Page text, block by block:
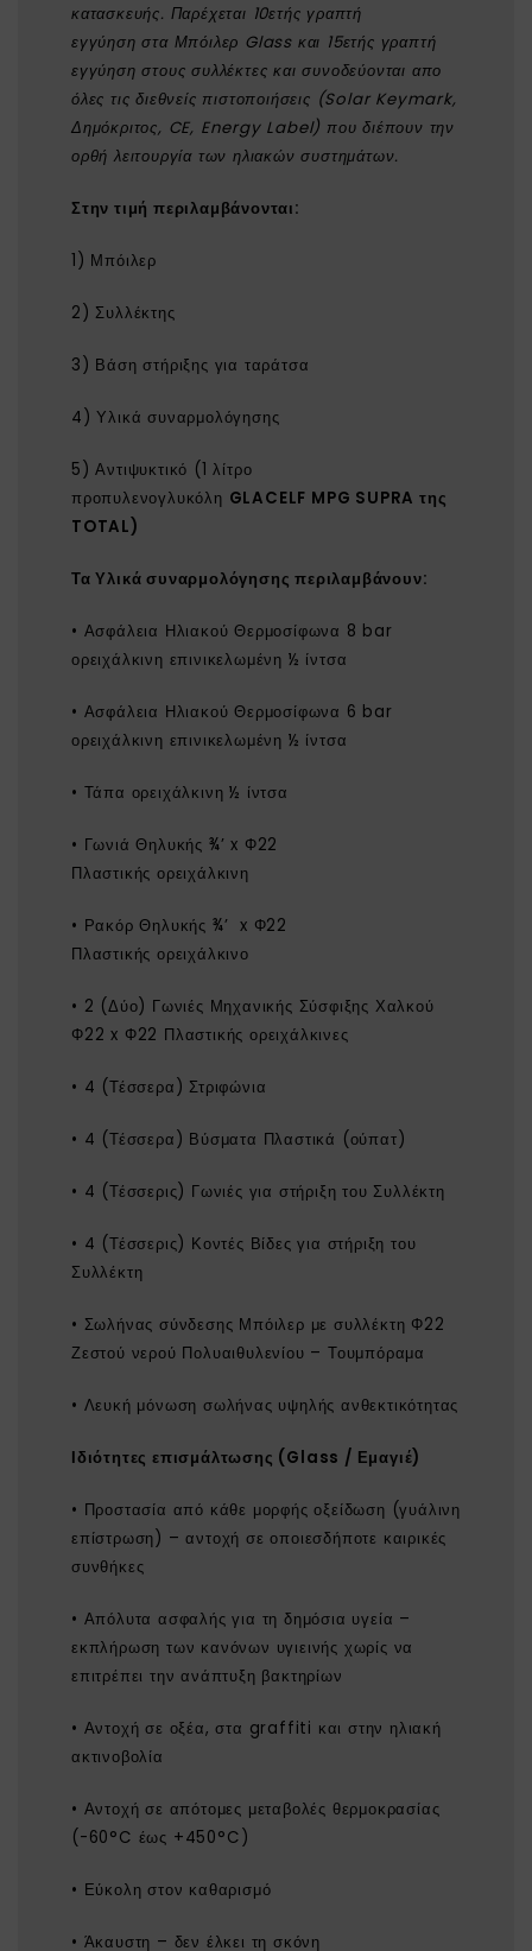
κατασκευής. Παρέχεται 10ετής γραπτή
εγγύηση στα Μπόιλερ Glass και 15ετής γραπτή
εγγύηση στους συλλέκτες και συνοδεύονται απο
όλες τις διεθνείς πιστοποιήσεις (Solar Keymark,
Δημόκριτος, CE, Energy Label) που διέπουν την
ορθή λειτουργία των ηλιακών συστημάτων.
Στην τιμή περιλαμβάνονται:
1) Μπόιλερ
2) Συλλέκτης
3) Βάση στήριξης για ταράτσα
4) Υλικά συναρμολόγησης
5) Αντιψυκτικό (1 λίτρο
προπυλενογλυκόλη GLACELF MPG SUPRA της
TOTAL)
ΤαΥλικά συναρμολόγησης περιλαμβάνουν:
• Ασφάλεια Ηλιακού Θερμοσίφωνα 8 bar
ορειχάλκινη επινικελωμένη ½ ίντσα
• Ασφάλεια Ηλιακού Θερμοσίφωνα 6 bar
ορειχάλκινη επινικελωμένη ½ ίντσα
• Τάπα ορειχάλκινη ½ ίντσα
• Γωνιά Θηλυκής ¾’ x Φ22
Πλαστικής ορειχάλκινη
• Ρακόρ Θηλυκής ¾’ x Φ22
Πλαστικής ορειχάλκινο
• 2 (Δύο) Γωνιές Μηχανικής Σύσφιξης Χαλκού
Φ22 x Φ22 Πλαστικής ορειχάλκινες
• 4 (Τέσσερα) Στριφώνια
• 4 (Τέσσερα) Βύσματα Πλαστικά (ούπατ)
• 4 (Τέσσερις) Γωνιές για στήριξη του Συλλέκτη
• 4 (Τέσσερις) Κοντές Βίδες για στήριξη του
Συλλέκτη
• Σωλήνας σύνδεσης Μπόιλερ με συλλέκτη Φ22
Ζεστού νερού Πολυαιθυλενίου – Τουμπόραμα
• Λευκή μόνωση σωλήνας υψηλής ανθεκτικότητας
Ιδιότητες επισμάλτωσης (Glass / Εμαγιέ)
• Προστασία από κάθε μορφής οξείδωση (γυάλινη
επίστρωση) – αντοχή σε οποιεσδήποτε καιρικές
συνθήκες
• Απόλυτα ασφαλής για τη δημόσια υγεία –
εκπλήρωση των κανόνων υγιεινής χωρίς να
επιτρέπει την ανάπτυξη βακτηρίων
• Αντοχή σε οξέα, στα graffiti και στην ηλιακή
ακτινοβολία
• Αντοχή σε απότομες μεταβολές θερμοκρασίας
(-60°C έως +450°C)
• Εύκολη στον καθαρισμό
• Άκαυστη – δεν έλκει τη σκόνη